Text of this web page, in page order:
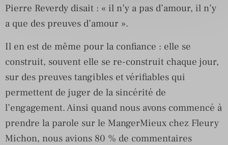
Pierre Reverdy disait : « il n’y a pas d’amour, il n’y
a que des preuves d’amour ».
Il en est de même pour la confiance : elle se
construit, souvent elle se re-construit chaque jour,
sur des preuves tangibles et vérifiables qui
permettent de juger de la sincérité de
l’engagement. Ainsi quand nous avons commencé à
prendre la parole sur le MangerMieux chez Fleury
Michon, nous avions 80 % de commentaires